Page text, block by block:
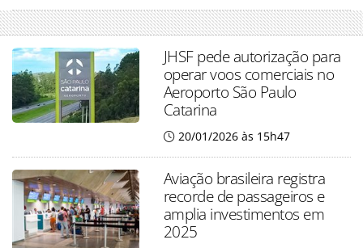
JHSF pede autorização para
operar voos comerciais no
Aeroporto São Paulo
Catarina
20/01/2026 às 15h47
Aviação brasileira registra
recorde de passageiros e
amplia investimentos em
2025